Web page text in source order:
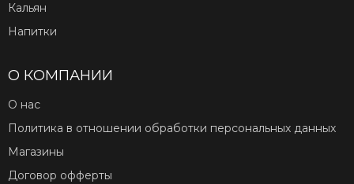
Кальян
Напитки
О КОМПАНИИ
О нас
Политика в отношении обработки персональных данных
Магазины
Договор офферты